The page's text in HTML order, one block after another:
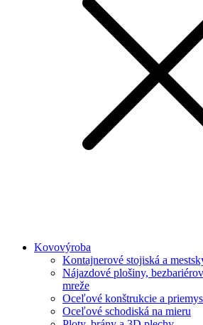
Kovovýroba
Kontajnerové stojiská a
Nájazdové plošiny,
mreže
Oceľové konštrukcie a
Oceľové schodiská na mieru